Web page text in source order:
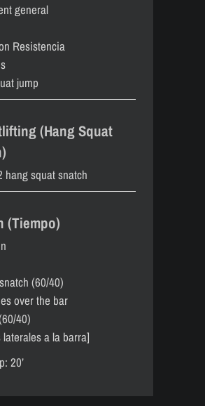
general
Resistencia
jump
(Hang Squat
hang squat snatch
(Tiempo)
(60/40)
over the bar
40)
a la barra]
20’